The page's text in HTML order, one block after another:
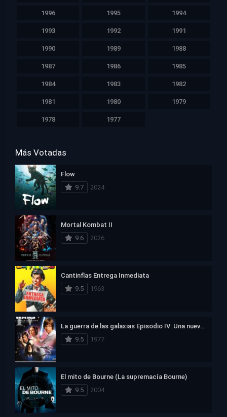
1996 1995 1994
1993 1992 1991
1990 1989 1988
1987 1986 1985
1984 1983 1982
1981 1980 1979
1978 1977
Más Votadas
Flow
9.7
2024
Mortal Kombat II
9.6
2026
Cantinflas Entrega Inmediata
9.5
1963
La guerra de las galaxias Episodio IV: Una nueva esperanza
9.5
1977
El mito de Bourne (La supremacía Bourne)
9.5
2004